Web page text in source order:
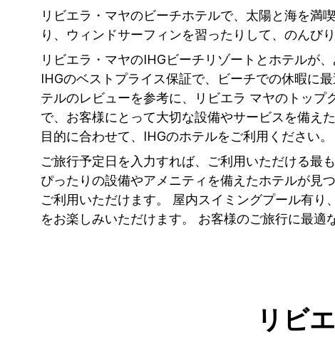
リビエラ・マヤのビーチホテルで、太陽と海を満
り、ウィンドサーフィンを習ったりして、のんび
リビエラ・マヤのIHGビーチリゾートとホテルが
IHGのベストプライス保証で、ビーチでの休暇に
テルのレビューを参考に、リビエラ マヤのトッ
で、お客様にとって大切な設備やサービスを備え
目的に合わせて、IHGのホテルをご利用ください。
ご旅行予定日を入力すれば、ご利用いただける最
ぴったりの設備やアメニティを備えたホテルが見
ご利用いただけます。 屋内スイミングプール有
をお楽しみいただけます。 お客様のご旅行に最適
リビ